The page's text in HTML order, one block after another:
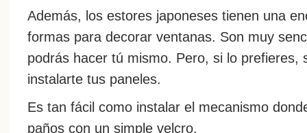
Además, los estores japoneses tienen una
formas para decorar ventanas. Son muy
podrás hacer tú mismo. Pero, si lo prefieres,
instalarte tus paneles.
Es tan fácil como instalar el mecanismo
paños con un simple velcro.